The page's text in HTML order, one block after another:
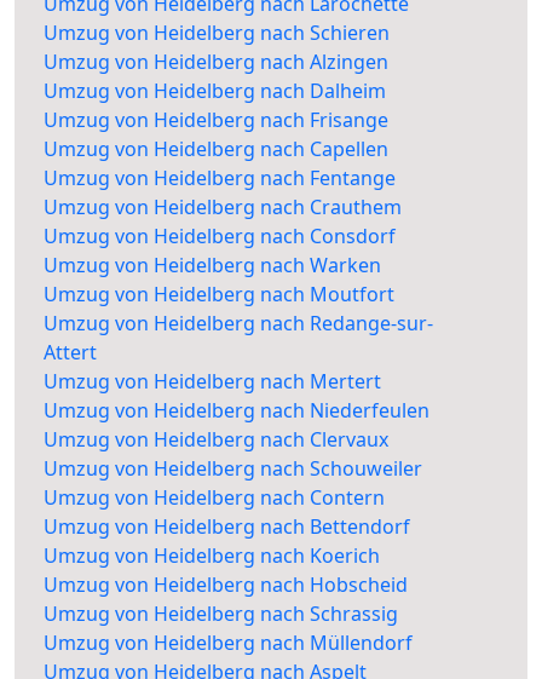
Umzug von Heidelberg nach Schieren
Umzug von Heidelberg nach Alzingen
Umzug von Heidelberg nach Dalheim
Umzug von Heidelberg nach Frisange
Umzug von Heidelberg nach Capellen
Umzug von Heidelberg nach Fentange
Umzug von Heidelberg nach Crauthem
Umzug von Heidelberg nach Consdorf
Umzug von Heidelberg nach Warken
Umzug von Heidelberg nach Moutfort
Umzug von Heidelberg nach Redange-sur-
Attert
Umzug von Heidelberg nach Mertert
Umzug von Heidelberg nach Niederfeulen
Umzug von Heidelberg nach Clervaux
Umzug von Heidelberg nach Schouweiler
Umzug von Heidelberg nach Contern
Umzug von Heidelberg nach Bettendorf
Umzug von Heidelberg nach Koerich
Umzug von Heidelberg nach Hobscheid
Umzug von Heidelberg nach Schrassig
Umzug von Heidelberg nach Müllendorf
Umzug von Heidelberg nach Aspelt